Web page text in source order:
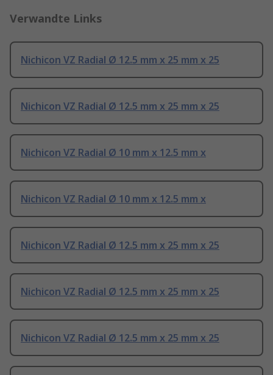
Verwandte Links
Nichicon VZ Radial Ø 12.5 mm x 25 mm x 25
Nichicon VZ Radial Ø 12.5 mm x 25 mm x 25
Nichicon VZ Radial Ø 10 mm x 12.5 mm x
Nichicon VZ Radial Ø 10 mm x 12.5 mm x
Nichicon VZ Radial Ø 12.5 mm x 25 mm x 25
Nichicon VZ Radial Ø 12.5 mm x 25 mm x 25
Nichicon VZ Radial Ø 12.5 mm x 25 mm x 25